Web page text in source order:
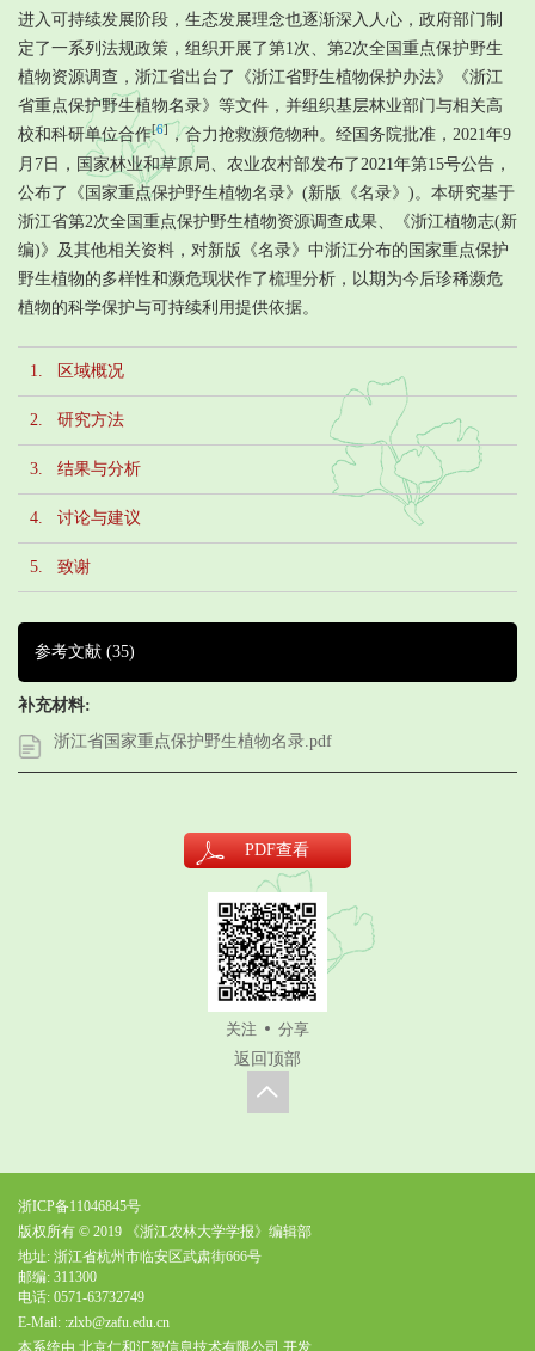
进入可持续发展阶段，生态发展理念也逐渐深入人心，政府部门制
定了一系列法规政策，组织开展了第1次、第2次全国重点保护野生
植物资源调查，浙江省出台了《浙江省野生植物保护办法》《浙江
省重点保护野生植物名录》等文件，并组织基层林业部门与相关高
校和科研单位合作[6] ，合力抢救濒危物种。经国务院批准，2021年9
月7日，国家林业和草原局、农业农村部发布了2021年第15号公告，
公布了《国家重点保护野生植物名录》(新版《名录》)。本研究基于
浙江省第2次全国重点保护野生植物资源调查成果、《浙江植物志(新
编)》及其他相关资料，对新版《名录》中浙江分布的国家重点保护
野生植物的多样性和濒危现状作了梳理分析，以期为今后珍稀濒危
植物的科学保护与可持续利用提供依据。
1. 区域概况
2. 研究方法
3. 结果与分析
4. 讨论与建议
5. 致谢
参考文献 (35)
补充材料:
浙江省国家重点保护野生植物名录.pdf
PDF查看
关注
分享
返回顶部
浙ICP备11046845号
版权所有 © 2019 《浙江农林大学学报》编辑部
地址: 浙江省杭州市临安区武肃街666号
邮编: 311300
电话: 0571-63732749
E-Mail: :zlxb@zafu.edu.cn
本系统由 北京仁和汇智信息技术有限公司 开发